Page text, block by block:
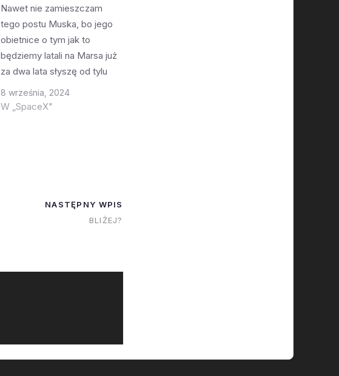
Nawet nie zamieszczam
tego postu Muska, bo jego
obietnice o tym jak to
będziemy latali na Marsa już
za dwa lata słyszę od tylu
lat że straciłem rachubę.
Tak, mam nadzieję że
8 września, 2024
W „SpaceX"
NASTĘPNY WPIS
BLIŻEJ?